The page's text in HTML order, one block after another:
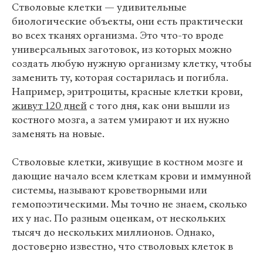
Стволовые клетки — удивительные
биологические объекты, они есть практически
во всех тканях организма. Это что-то вроде
универсальных заготовок, из которых можно
создать любую нужную организму клетку, чтобы
заменить ту, которая состарилась и погибла.
Например, эритроциты, красные клетки крови,
живут 120 дней с того дня, как они вышли из
костного мозга, а затем умирают и их нужно
заменять на новые.
Стволовые клетки, живущие в костном мозге и
дающие начало всем клеткам крови и иммунной
системы, называют кроветворными или
гемопоэтическими. Мы точно не знаем, сколько
их у нас. По разным оценкам, от нескольких
тысяч до нескольких миллионов. Однако,
достоверно известно, что стволовых клеток в